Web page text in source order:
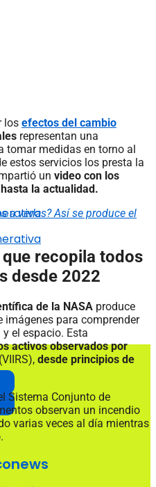
los efectos del cambio
representan una
tomar medidas en torno al
estos servicios los presta la
un video con los
la actualidad.
a verlas? Así se produce el
recopila todos
desde 2022
de la NASA produce
para comprender
el espacio. Esta
activos observados por
(VIIRS), desde principios de
Sistema Conjunto de
observan un incendio
varias veces al día mientras